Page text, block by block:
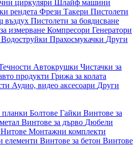
циркуляри
Шлайф машини
рендета Фрези Такери Пистолети
въздух Пистолети за боядисване
измерване Компресори Генератори
Водоструйки Прахосмукачки Други
Автокрушки Чистачки за
продукти Грижа за колата
Аудио, видео аксесоари Други
Болтове Гайки Винтове за
Винтове за дърво Дюбели
Нитове Монтажни комплекти
елементи Винтове за бетон Винтове